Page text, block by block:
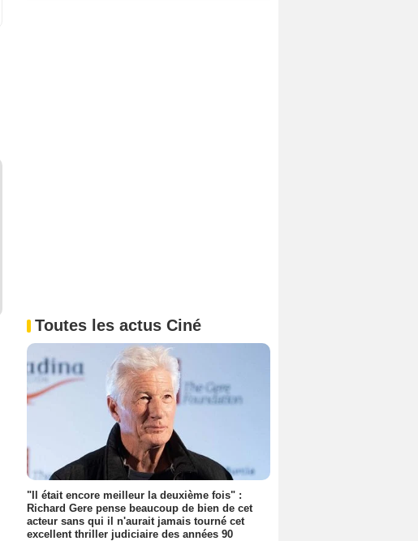
Toutes les actus Ciné
"Il était encore meilleur la deuxième fois" :
Richard Gere pense beaucoup de bien de cet
acteur sans qui il n'aurait jamais tourné cet
excellent thriller judiciaire des années 90